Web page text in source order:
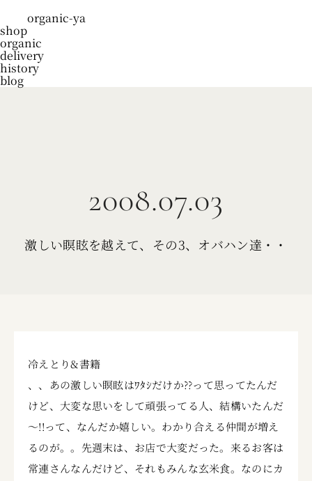
organic-ya
shop
organic
delivery
history
blog
2008.07.03
激しい瞑眩を越えて、その3、オバハン達・・
冷えとり&書籍
、、あの激しい瞑眩はﾜﾀｼだけか??って思ってたんだ
けど、大変な思いをして頑張ってる人、結構いたんだ
～!!って、なんだか嬉しい。わかり合える仲間が増え
るのが。。先週末は、お店で大変だった。来るお客は
常連さんなんだけど、それもみんな玄米食。なのにカ